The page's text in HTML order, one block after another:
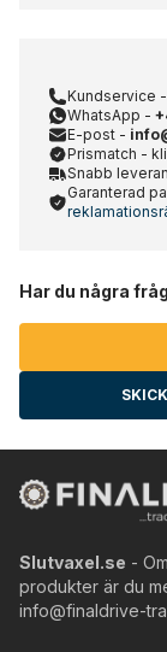
Kundservice -
WhatsApp -
E-post -
Prismatch -
Snabb
Garanterad
Har du några
Slutvaxel.se -
produkter är du
info@finaldrive-